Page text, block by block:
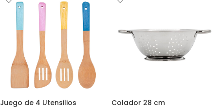
Juego de 4 Utensilios Colador 28 cm